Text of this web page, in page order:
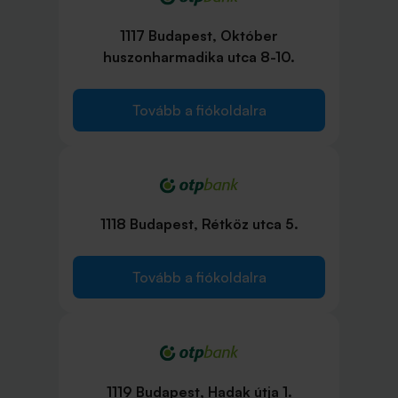
1117 Budapest, Október
huszonharmadika utca 8-10.
Tovább a fiókoldalra
1118 Budapest, Rétköz utca 5.
Tovább a fiókoldalra
1119 Budapest, Hadak útja 1.